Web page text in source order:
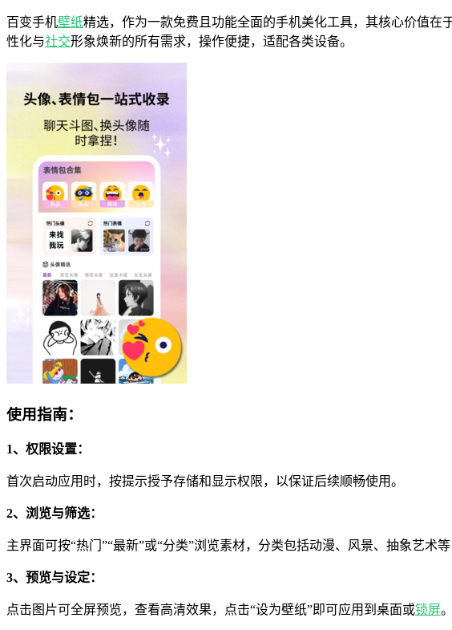
百变手机壁纸精选，作为一款免费且功能全面的手机美化工具，其核心价值
性化与社交形象焕新的所有需求，操作便捷，适配各类设备。
使用指南：
1、权限设置：
首次启动应用时，按提示授予存储和显示权限，以保证后续顺畅使用。
2、浏览与筛选：
主界面可按“热门”“最新”或“分类”浏览素材，分类包括动漫、风景、抽象艺术
3、预览与设定：
点击图片可全屏预览，查看高清效果，点击“设为壁纸”即可应用到桌面或锁屏。